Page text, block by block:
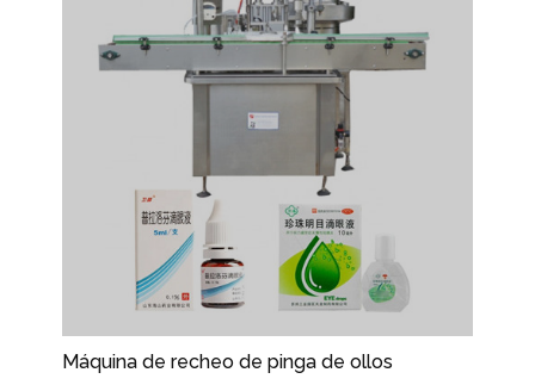
Máquina de recheo de pinga de ollos